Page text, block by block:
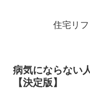
住宅リ
病気にならない
【決定版】